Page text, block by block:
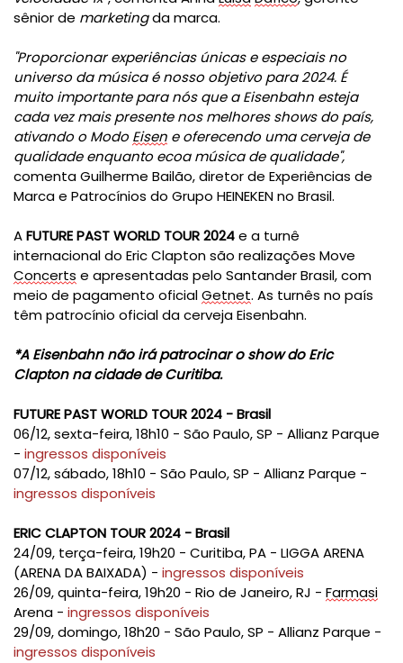
sênior de marketingda marca.
"Proporcionar experiências únicas e especiais no
universo da música é nosso objetivo para 2024. É
muito importante para nós que a Eisenbahn esteja
cada vez mais presente nos melhores shows do país,
ativando o ModoEisen e oferecendo uma cerveja de
qualidade enquanto ecoa música de qualidade",
comenta Guilherme Bailão, diretor de Experiências de
Marca e Patrocínios do Grupo HEINEKEN no Brasil.
AFUTURE PAST WORLD TOUR 2024e a turnê
internacional do Eric Clapton são realizações Move
Concerts e apresentadas pelo Santander Brasil, com
meio de pagamento oficialGetnet. As turnês no país
têm patrocínio oficial da cerveja Eisenbahn.
*A Eisenbahn não irá patrocinar o show do Eric
Clapton na cidade de Curitiba.
FUTURE PAST WORLD TOUR 2024 - Brasil
06/12, sexta-feira, 18h10 - São Paulo, SP - Allianz Parque
- ingressos disponíveis
07/12, sábado, 18h10 - São Paulo, SP - Allianz Parque -
ingressos disponíveis
ERIC CLAPTON TOUR 2024 - Brasil
24/09, terça-feira, 19h20 - Curitiba, PA - LIGGA ARENA
(ARENA DA BAIXADA) - ingressos disponíveis
26/09, quinta-feira, 19h20 - Rio de Janeiro, RJ - Farmasi
Arena - ingressos disponíveis
29/09, domingo, 18h20 - São Paulo, SP - Allianz Parque -
ingressos disponíveis